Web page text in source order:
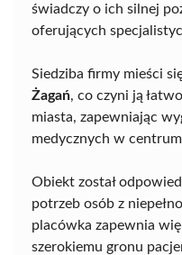
świadczy o ich silnej
oferujących
Siedziba firmy mieści
Żagań, co czyni ją
miasta, zapewniając
medycznych w
Obiekt został
potrzeb osób z
placówka zapewnia
szerokiemu gronu